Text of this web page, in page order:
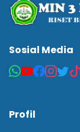
Sosial Media
Profil